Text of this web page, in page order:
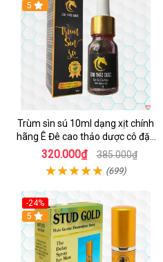
5
Trùm sìn sú 10ml dạng xịt chính
hãng Ê Đê cao thảo dược cô đặc
hiệu quả nhất
320.000₫ 385.000₫
(699)
-24%
5